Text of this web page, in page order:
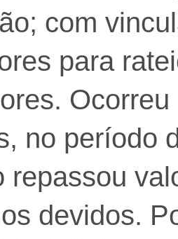
com
para
no período
repassou
devidos.